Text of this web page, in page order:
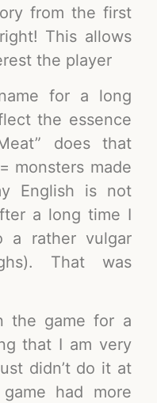
from the first
This allows
the player
for a long
the essence
does that
monsters made
English is not
a long time I
a rather vulgar
That was
the game for a
that I am very
didn’t do it at
had more